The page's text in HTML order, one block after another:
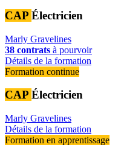
CAP Électricien
Marly Gravelines
38 contrats à pourvoir
Détails de la formation
Formation continue
CAP Électricien
Marly Gravelines
Détails de la formation
Formation en apprentissage